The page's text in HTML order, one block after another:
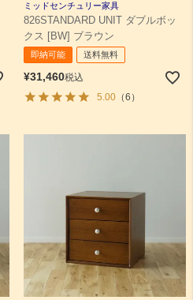
ミッドセンチュリー家具
826STANDARD UNIT ダブルボッ
クス [BW] ブラウン
即納可能 送料無料
¥31,460税込
5.00（6）